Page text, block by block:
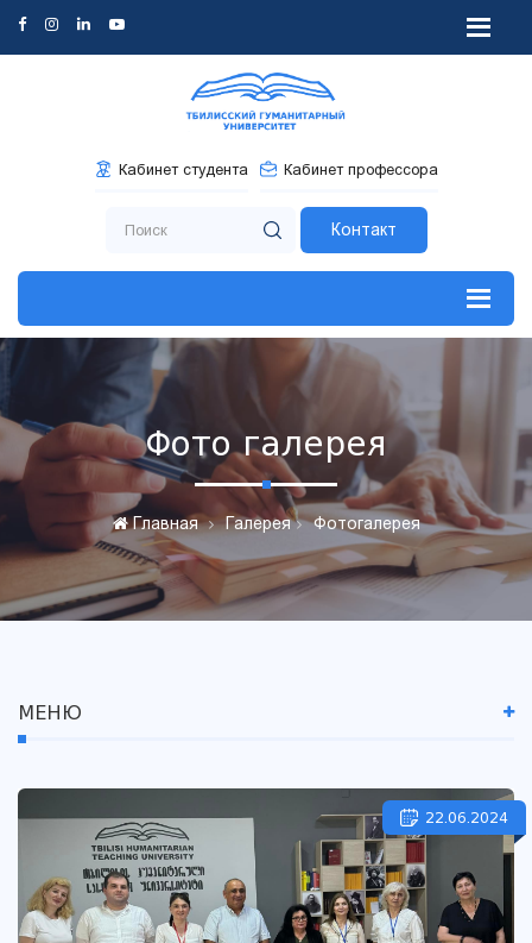
Кабинет студента Кабинет профессора
Контакт
Фото галерея
Главная Галерея Фотогалерея
МЕНЮ
22.06.2024